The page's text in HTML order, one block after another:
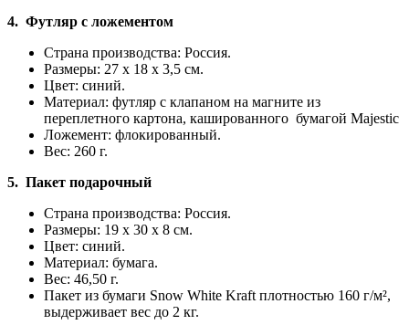
4. Футляр с ложементом
Страна производства: Россия.
Размеры: 27 х 18 х 3,5 см.
Цвет: синий.
Материал: футляр с клапаном на магните из
переплетного картона, кашированного бумагой Majestic
Ложемент: флокированный.
Вес: 260 г.
5. Пакет подарочный
Страна производства: Россия.
Размеры: 19 x 30 x 8 см.
Цвет: синий.
Материал: бумага.
Вес: 46,50 г.
Пакет из бумаги Snow White Kraft плотностью 160 г/м²,
выдерживает вес до 2 кг.